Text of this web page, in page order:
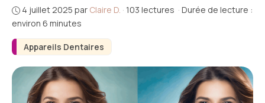
Appareils Dentaires
4 juillet 2025 par Claire D. · 103 lectures · Durée de lecture :
environ 6 minutes